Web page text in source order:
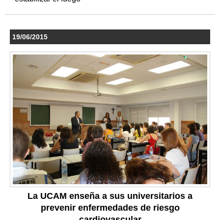
19/06/2015
La UCAM enseña a sus universitarios a
prevenir enfermedades de riesgo